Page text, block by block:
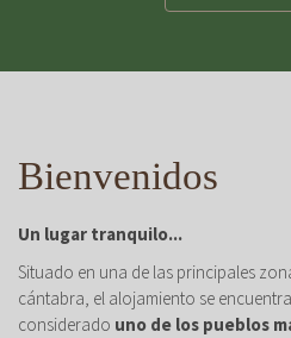
Bienvenidos
Un lugar tranquilo...
Situado en una de las principales
cántabra, el alojamiento se
considerado uno de los pueblos